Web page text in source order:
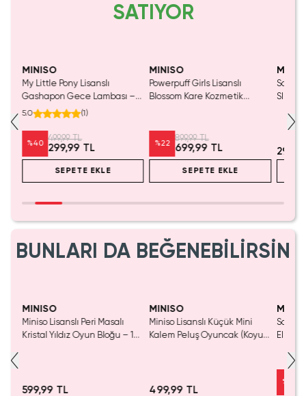
SATIYOR
MINISO
My Little Pony Lisanslı
Gashapon Gece Lambası –
Pembe Şeffaf Fanuslu
5.0 (1)
%40
499,99 TL
299,99 TL
SEPETE EKLE
MINISO
Powerpuff Girls Lisanslı
Blossom Kare Kozmetik
%22
899,99 TL
699,99 TL
SEPETE EKLE
Sanrio
Slime
BUNLARI DA BEĞENEBİLİRSİN
MINISO
Miniso Lisanslı Peri Masalı
Kristal Yıldız Oyun Bloğu – 14
599,99 TL
MINISO
Miniso Lisanslı Küçük Mini
Kalem Peluş Oyuncak (Koyu
499,99 TL
Sanrio
Elma
%